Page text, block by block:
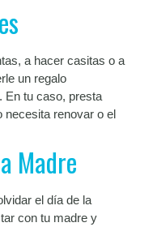
a hacer casitas o a
un regalo
En tu caso, presta
necesita renovar o el
Madre
el día de la
con tu madre y